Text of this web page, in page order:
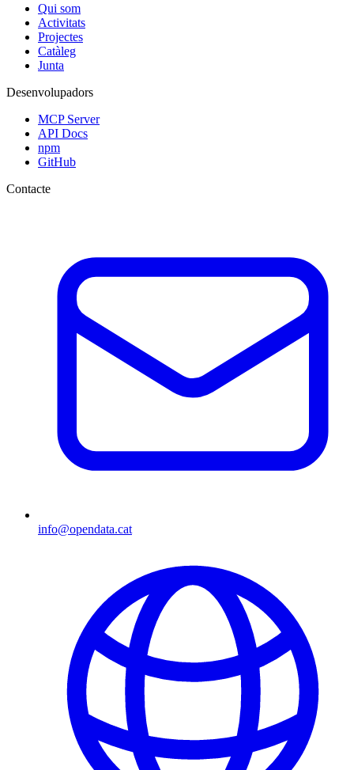
Qui som
Activitats
Projectes
Catàleg
Junta
Desenvolupadors
MCP Server
API Docs
npm
GitHub
Contacte
info@opendata.cat